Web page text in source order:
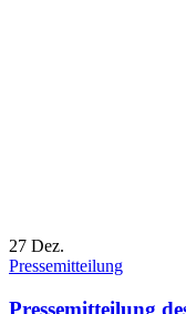
27 Dez.
Pressemitteilung
Pressemitteilung